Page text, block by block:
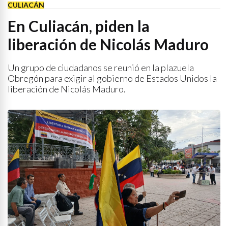
CULIACÁN
En Culiacán, piden la
liberación de Nicolás Maduro
Un grupo de ciudadanos se reunió en la plazuela
Obregón para exigir al gobierno de Estados Unidos la
liberación de Nicolás Maduro.